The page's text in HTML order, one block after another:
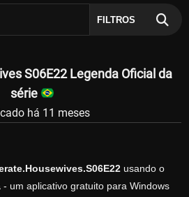
FILTROS
S06E22 Legenda Oficial da
série
há 11 meses
usando o
- um aplicativo gratuito para Windows